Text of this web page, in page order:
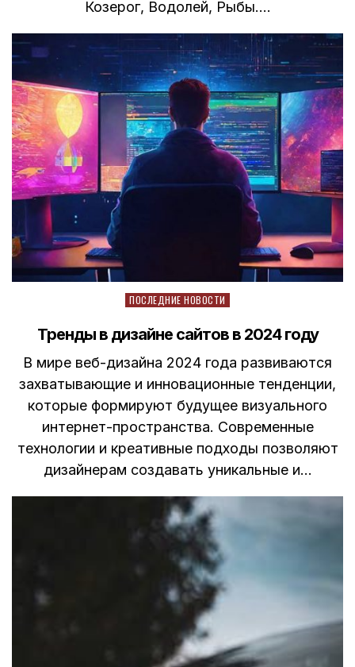
Козерог, Водолей, Рыбы….
Posted
ПОСЛЕДНИЕ НОВОСТИ
Тренды в дизайне сайтов в 2024 году
В мире веб-дизайна 2024 года развиваются
захватывающие и инновационные тенденции,
которые формируют будущее визуального
интернет-пространства. Современные
технологии и креативные подходы позволяют
дизайнерам создавать уникальные и…